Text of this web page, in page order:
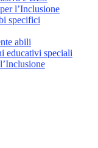
l’Inclusione
specifici
abili
educativi speciali